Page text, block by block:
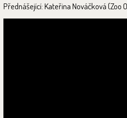
Přednášející: Kateřina Nováčková (Zoo